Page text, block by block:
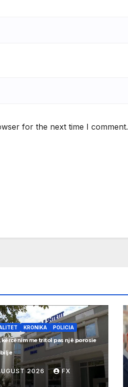
for the next time I comment.
KRONIKA POLICIA
kërcënim me tritol pas një porosie
2026 FX